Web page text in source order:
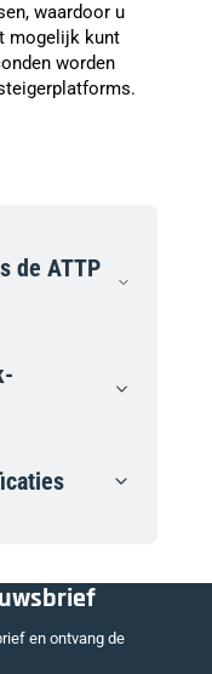
waardoor u
mogelijk kunt
worden
de ATTP
en ontvang de